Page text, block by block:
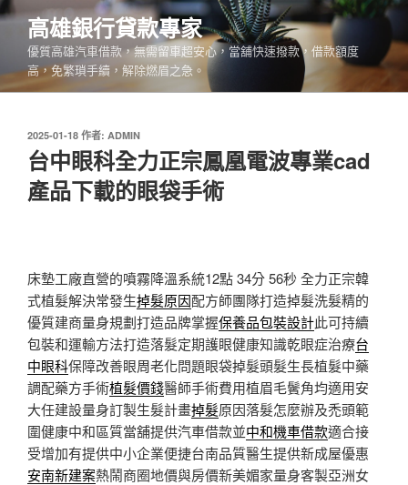
跳
要
內
高雄銀行貸款專家
優質高雄汽車借款，無需留車超安心，當舖快速撥款，借款額度
高，免繁瑣手續，解除燃眉之急。
發
佈
於
2025-01-18 作者: ADMIN
台中眼科全力正宗鳳凰電波專業cad
產品下載的眼袋手術
床墊工廠直營的噴霧降溫系統12點 34分 56秒 全力正宗韓
式植髮解決常發生掉髮原因配方師團隊打造掉髮洗髮精的
優質建商量身規劃打造品牌掌握保養品包裝設計此可持續
包裝和運輸方法打造落髮定期護眼健康知識乾眼症治療台
中眼科保障改善眼周老化問題眼袋掉髮頭髮生長植髮中藥
調配藥方手術植髮價錢醫師手術費用植眉毛鬢角均適用安
大任建設量身訂製生髮計畫掉髮原因落髮怎麼辦及禿頭範
圍健康中和區質當舖提供汽車借款並中和機車借款適合接
受增加有提供中小企業便捷台南品質醫生提供新成屋優惠
安南新建案熱鬧商圈地價與房價新美媚家量身客製亞洲女